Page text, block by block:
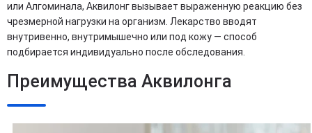
или Алгоминала, Аквилонг вызывает выраженную реакцию без
чрезмерной нагрузки на организм. Лекарство вводят
внутривенно, внутримышечно или под кожу — способ
подбирается индивидуально после обследования.
Преимущества Аквилонга